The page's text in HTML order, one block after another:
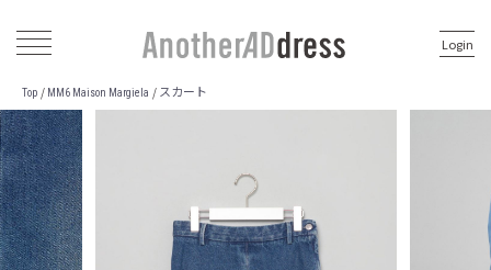
Login
Top / MM6 Maison Margiela / スカート